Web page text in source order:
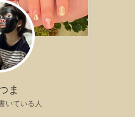
ま
いている人